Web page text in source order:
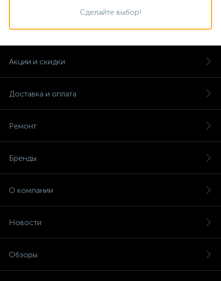
Сделайте выбор!
Акции и скидки
Доставка и оплата
Ремонт
Бренды
О компании
Новости
Обзоры